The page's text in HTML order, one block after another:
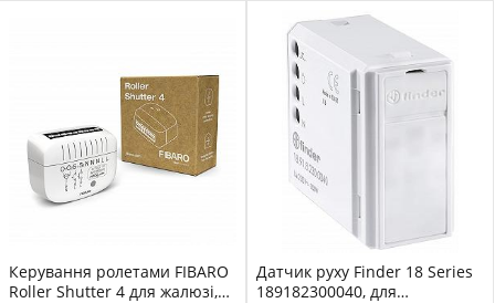
Керування ролетами FIBARO
Roller Shutter 4 для жалюзі,
Датчик руху Finder 18 Series
189182300040, для